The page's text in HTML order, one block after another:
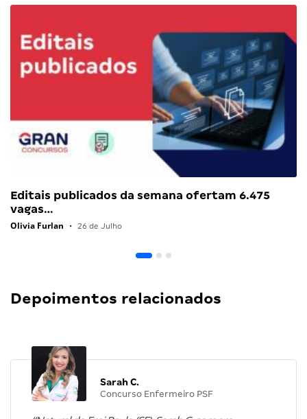
Editais publicados da semana ofertam 6.475
vagas…
Olivia Furlan • 26 de Julho
Depoimentos relacionados
Sarah C.
Concurso Enfermeiro PSF